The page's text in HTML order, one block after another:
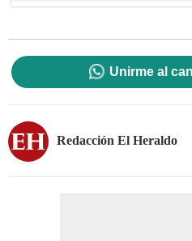
Unirme al
Redacción El Heraldo